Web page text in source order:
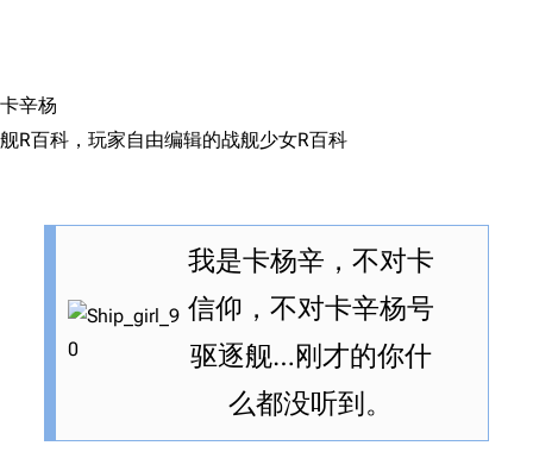
卡辛杨
舰R百科，玩家自由编辑的战舰少女R百科
我是卡杨辛，不对卡
信仰，不对卡辛杨号
驱逐舰…刚才的你什
么都没听到。